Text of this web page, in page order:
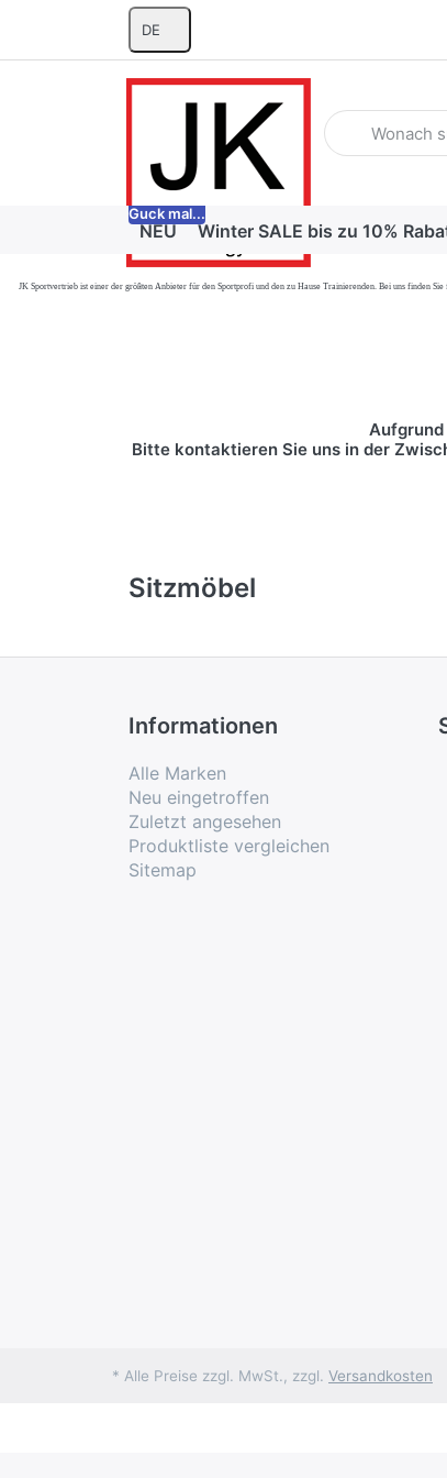
DE
Geben Sie
NEU
Guck mal...
Winter SALE bis zu 10%
JK Sportvertrieb ist einer der größten Anbieter für den Sportprofi und den zu Hause Trainierenden. Bei uns finden
Bitte kontaktieren Sie uns in der
Sitzmöbel
Informationen
Alle Marken
Neu eingetroffen
Zuletzt angesehen
Produktliste vergleichen
Sitemap
* Alle Preise zzgl. MwSt., zzgl. Versandkosten